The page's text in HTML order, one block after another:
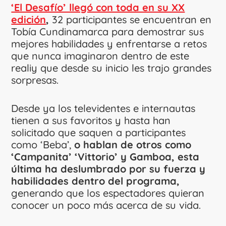
‘El Desafío’ llegó con toda en su XX
edición, 32 participantes se encuentran en
Tobía Cundinamarca para demostrar sus
mejores habilidades y enfrentarse a retos
que nunca imaginaron dentro de este
realiy que desde su inicio les trajo grandes
sorpresas.
Desde ya los televidentes e internautas
tienen a sus favoritos y hasta han
solicitado que saquen a participantes
como ‘Beba’,o hablan de otros como
‘Campanita’ ‘Vittorio’ y Gamboa, esta
última ha deslumbrado por su fuerza y
habilidades dentro del programa,
generando que los espectadores quieran
conocer un poco más acerca de su vida.